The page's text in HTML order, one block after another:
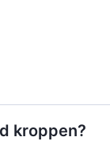
kroppen?